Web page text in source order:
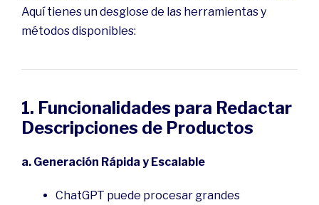
Aquí tienes un desglose de las herramientas y
métodos disponibles:
1. Funcionalidades para Redactar
Descripciones de Productos
a. Generación Rápida y Escalable
ChatGPT puede procesar grandes